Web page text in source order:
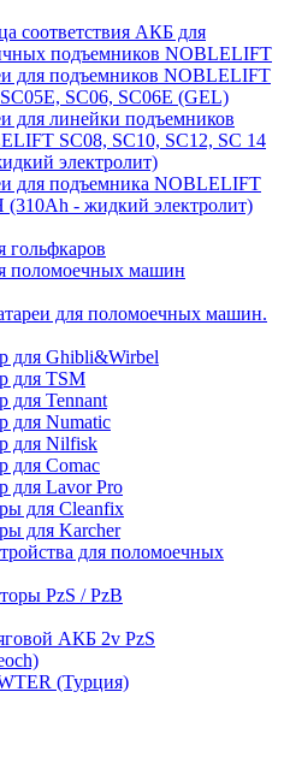
соответствия АКБ для
подъемников NOBLELIFT
для подъемников NOBLELIFT
SC06, SC06E (GEL)
для линейки подъемников
SC08, SC10, SC12, SC 14
электролит)
для подъемника NOBLELIFT
(310Ah - жидкий электролит)
гольфкаров
поломоечных машин
для поломоечных машин.
для Ghibli&Wirbel
для TSM
для Tennant
для Numatic
для Nilfisk
для Comac
для Lavor Pro
для Cleanfix
для Karcher
для поломоечных
PzS / PzB
АКБ 2v PzS
(Турция)